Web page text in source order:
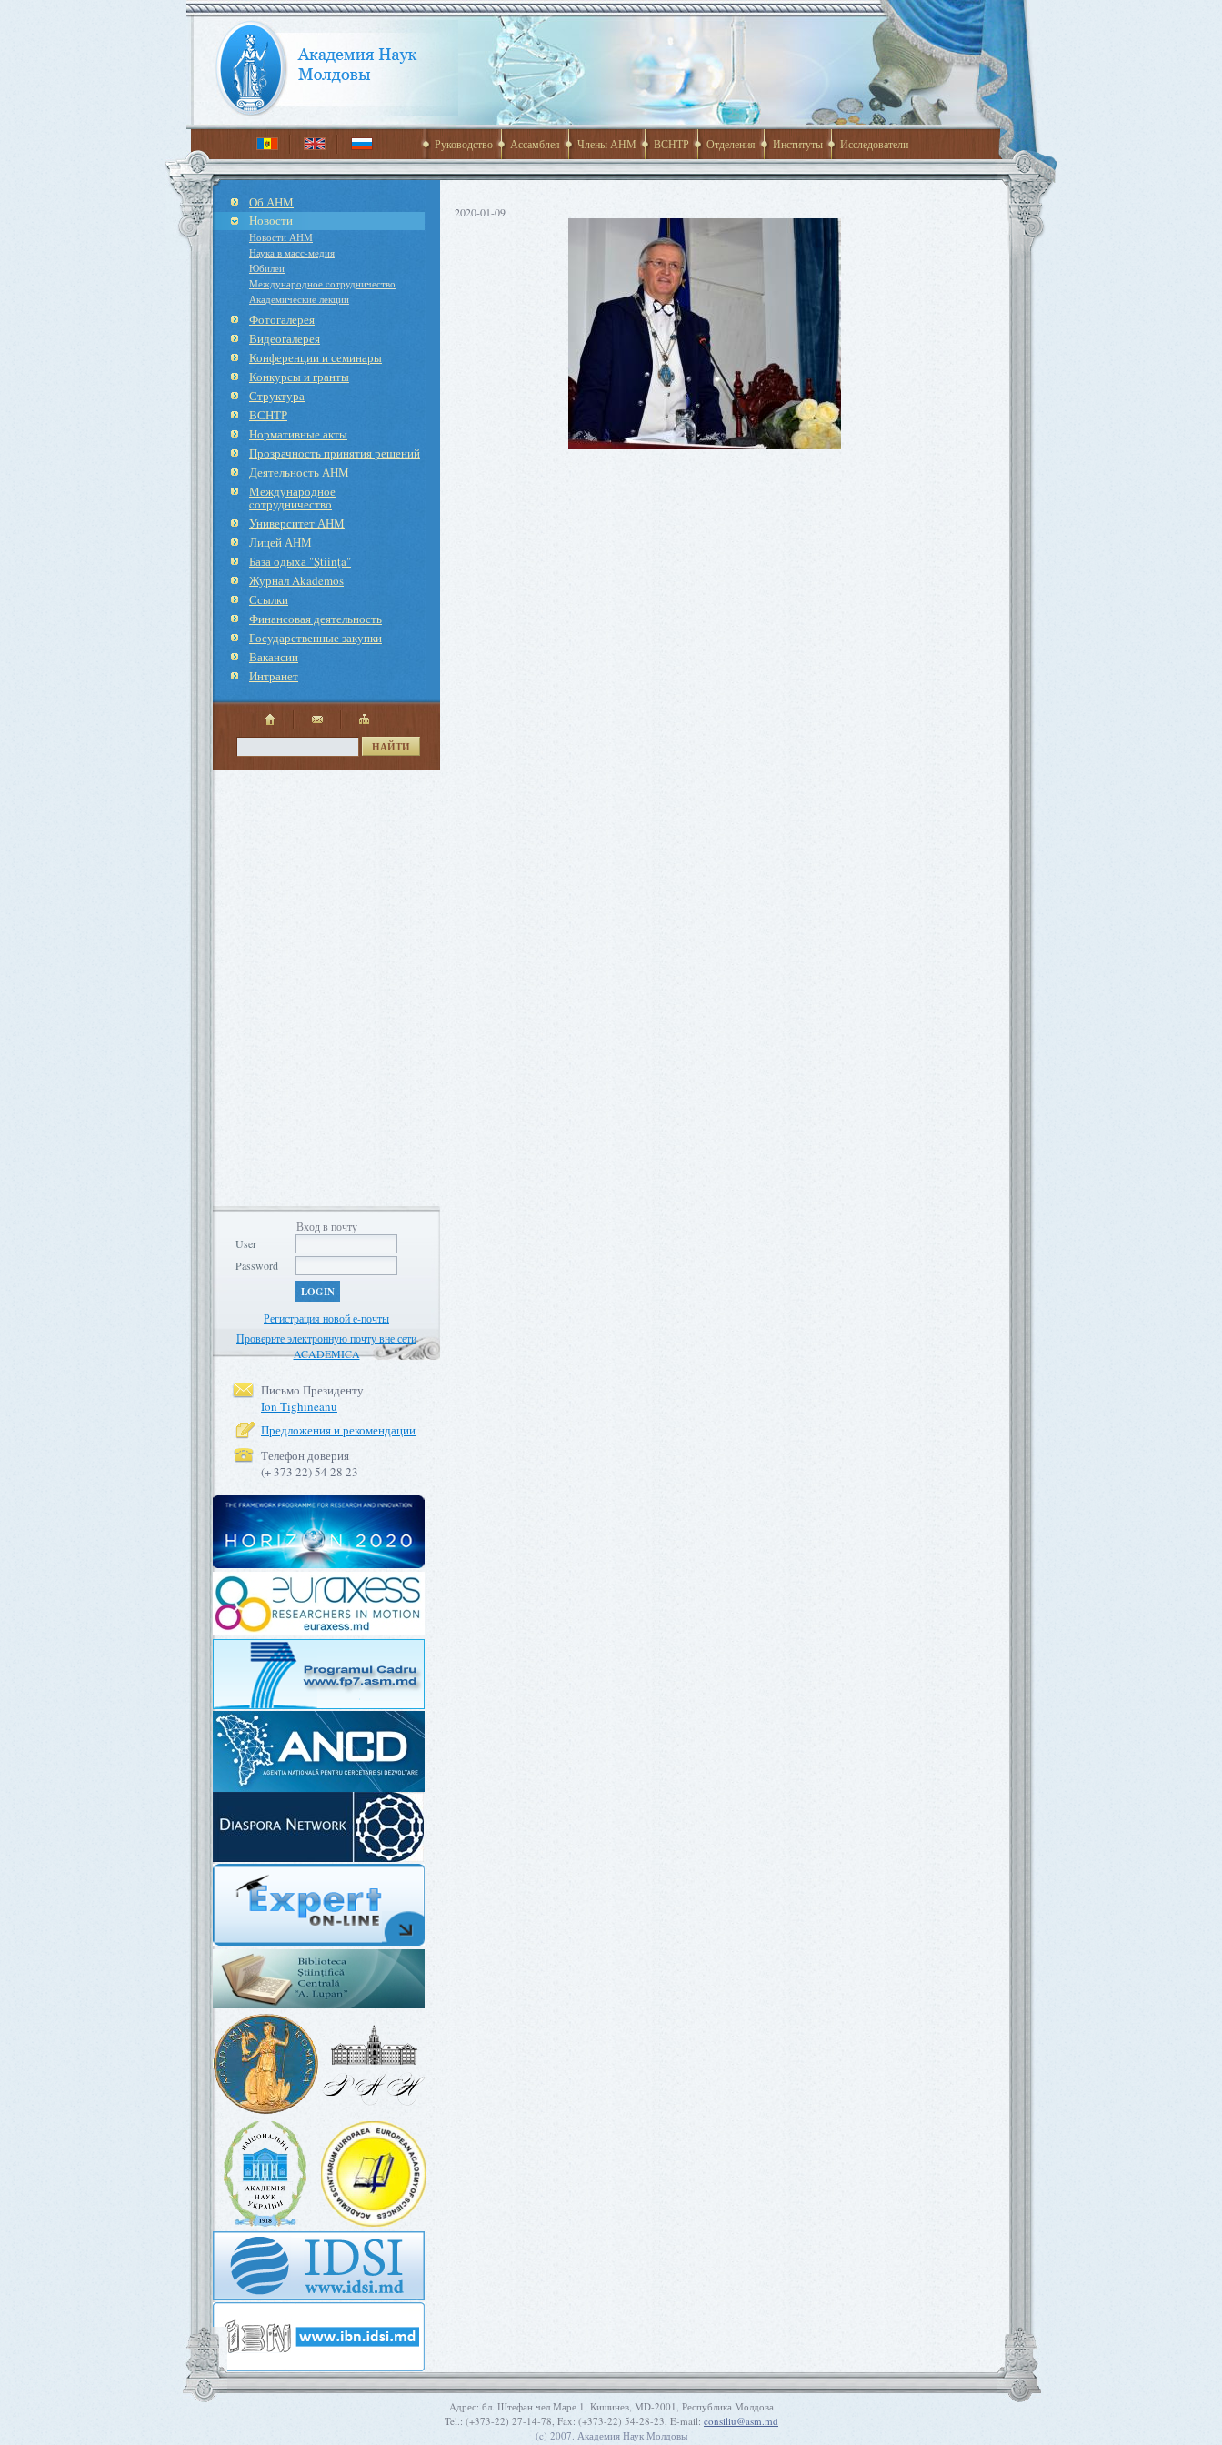
Руководство Ассамблея Члены АНМ ВСНТР Отделения Институты Исследователи
Об АНМ
Новости
Новости АНМ
Наука в масс-медия
Юбилеи
Международное cотрудничество
Академические лекции
Фотогалерея
Видеогалерея
Конференции и семинары
Конкурсы и гранты
Структура
ВСНТР
Нормативные акты
Прозрачность принятия решений
Деятельность АНМ
Международное
cотрудничество
Университет АНМ
Лицей АНМ
База одыха "Ştiinţa"
Журнал Akademos
Ссылки
Финансовая деятельность
Государственные закупки
Вакансии
Интранет
НАЙТИ
Вход в почту
User
Password
LOGIN
Регистрация новой е-почты
Проверьте электронную почту вне сети
ACADEMICA
Письмо Президенту
Ion Tighineanu
Предложения и рекомендации
Телефон доверия
(+ 373 22) 54 28 23
2020-01-09
Aдрес: бл. Штефан чел Маре 1, Кишинев, MD-2001, Республика Молдова
Tel.: (+373-22) 27-14-78, Fax: (+373-22) 54-28-23, E-mail: consiliu@asm.md
(c) 2007. Академия Наук Молдовы